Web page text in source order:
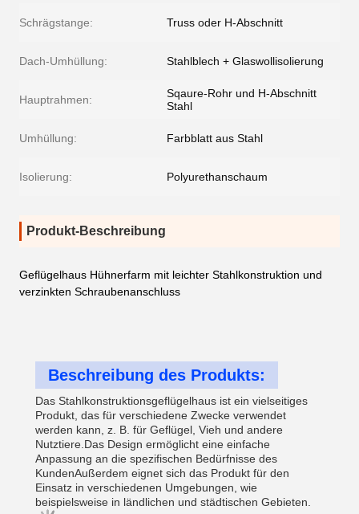
Schrägstange: Truss oder H-Abschnitt
Dach-Umhüllung: Stahlblech + Glaswollisolierung
Hauptrahmen:
Sqaure-Rohr und H-Abschnitt
Stahl
Umhüllung: Farbblatt aus Stahl
Isolierung: Polyurethanschaum
Produkt-Beschreibung
Geflügelhaus Hühnerfarm mit leichter Stahlkonstruktion und
verzinkten Schraubenanschluss
Beschreibung des Produkts:
Das Stahlkonstruktionsgeflügelhaus ist ein vielseitiges
Produkt, das für verschiedene Zwecke verwendet
werden kann, z. B. für Geflügel, Vieh und andere
Nutztiere.Das Design ermöglicht eine einfache
Anpassung an die spezifischen Bedürfnisse des
KundenAußerdem eignet sich das Produkt für den
Einsatz in verschiedenen Umgebungen, wie
beispielsweise in ländlichen und städtischen Gebieten.